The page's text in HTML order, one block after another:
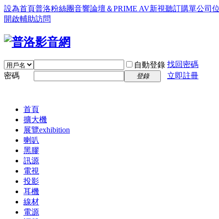
設為首頁普洛粉絲團音響論壇＆PRIME AV新視聽訂購單公司
開啟輔助訪問
自動登錄 找回密碼
密碼
登錄 立即註冊
首頁
擴大機
展覽exhibition
喇叭
黑膠
訊源
電視
投影
耳機
線材
電源